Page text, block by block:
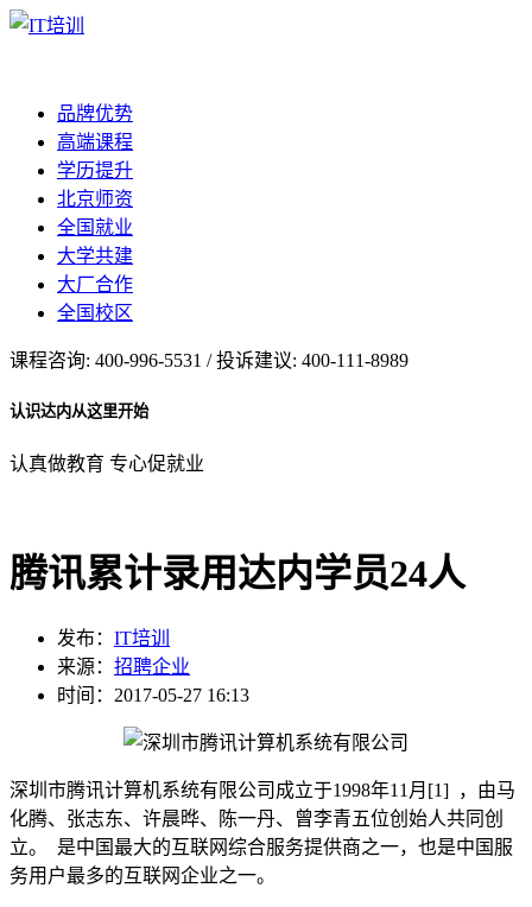
品牌优势
高端课程
学历提升
北京师资
全国就业
大学共建
大厂合作
全国校区
课程咨询: 400-996-5531 / 投诉建议: 400-111-8989
认识达内从这里开始
认真做教育 专心促就业
腾讯累计录用达内学员24人
发布： IT培训
来源： 招聘企业
时间：2017-05-27 16:13
深圳市腾讯计算机系统有限公司成立于1998年11月[1] ，由马
化腾、张志东、许晨晔、陈一丹、曾李青五位创始人共同创
立。 是中国最大的互联网综合服务提供商之一，也是中国服
务用户最多的互联网企业之一。